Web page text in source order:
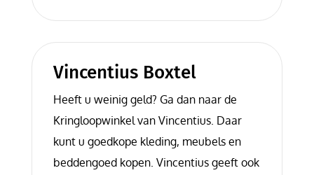
Vincentius Boxtel
Heeft u weinig geld? Ga dan naar de
Kringloopwinkel van Vincentius. Daar
kunt u goedkope kleding, meubels en
beddengoed kopen. Vincentius geeft ook